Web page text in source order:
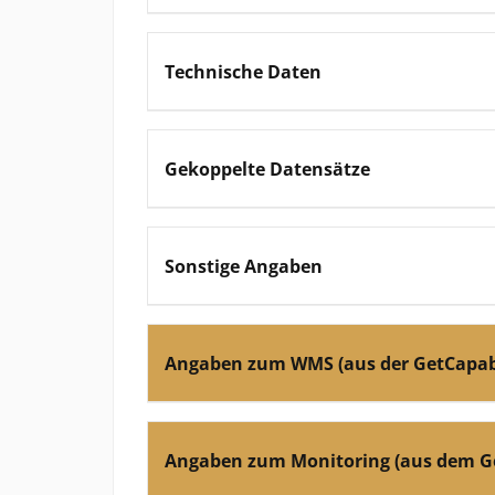
Technische Daten
Gekoppelte Datensätze
Sonstige Angaben
Angaben zum WMS (aus der
Angaben zum Monitoring (aus dem